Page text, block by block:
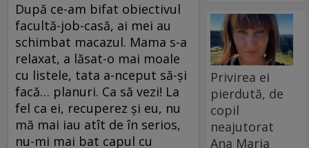
După ce-am bifat obiectivul
facultă-job-casă, ai mei au
schimbat macazul. Mama s-a
relaxat, a lăsat-o mai moale
cu listele, tata a-nceput să-și
facă… planuri. Ca să vezi! La
fel ca ei, recuperez și eu, nu
mă mai iau atît de în serios,
nu-mi mai bat capul cu
Privirea ei
pierdută, de
copil
neajutorat
Ana Maria